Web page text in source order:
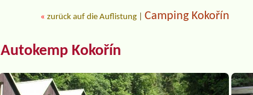
«zurück auf die Auflistung |Camping Kokořín
Autokemp Kokořín